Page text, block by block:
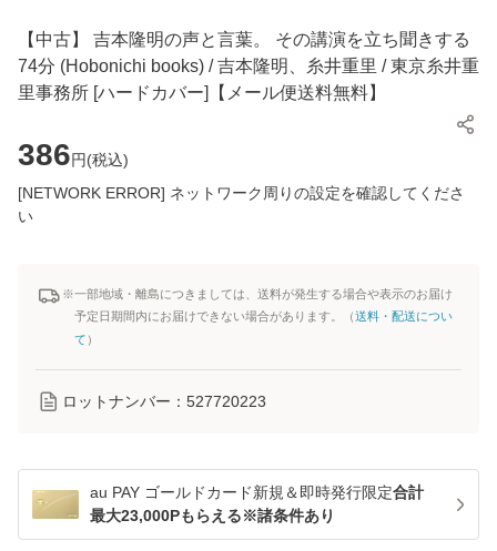
【中古】 吉本隆明の声と言葉。 その講演を立ち聞きする
74分 (Hobonichi books) / 吉本隆明、糸井重里 / 東京糸井重
里事務所 [ハードカバー]【メール便送料無料】
386円(税込)
[NETWORK ERROR] ネットワーク周りの設定を確認してくださ
い
※一部地域・離島につきましては、送料が発生する場合や表示のお届け
予定日期間内にお届けできない場合があります。（送料・配送につい
て ）
ロットナンバー： 527720223
au PAY ゴールドカード新規＆即時発行限定合計
最大23,000Pもらえる※諸条件あり